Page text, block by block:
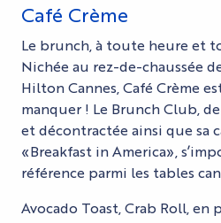
Café Crème
Le brunch, à toute heure et
Nichée au rez-de-chaussée
Hilton Cannes, Café Crème
manquer ! Le Brunch Club,
et décontractée ainsi que sa
«Breakfast in America»,
référence parmi les tables
Avocado Toast, Crab Roll, en